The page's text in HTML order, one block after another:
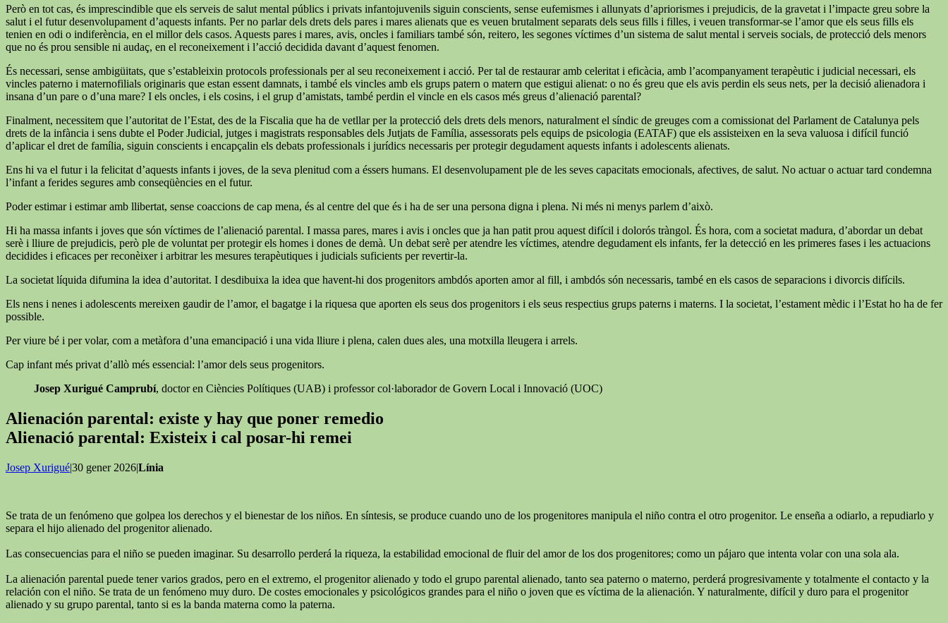
Però en tot cas, és imprescindible que els serveis de salut mental públics i privats infantojuvenils siguin conscients, sense eufemismes i allunyats d’apriorismes i prejudicis, de la gravetat i l’impacte greu sobre la
salut i el futur desenvolupament d’aquests infants. Per no parlar dels drets dels pares i mares alienats que es veuen brutalment separats dels seus fills i filles, i veuen transformar-se l’amor que els seus fills els
tenien en odi o indiferència, en el millor dels casos. Aquests pares i mares, avis, oncles i familiars també són, reitero, les segones víctimes d’un sistema de salut mental i serveis socials, de protecció dels menors
que no és prou sensible ni audaç, en el reconeixement i l’acció decidida davant d’aquest fenomen.
És necessari, sense ambigüitats, que s’estableixin protocols professionals per al seu reconeixement i acció. Per tal de restaurar amb celeritat i eficàcia, amb l’acompanyament terapèutic i judicial necessari, els
vincles paterno i maternofilials originaris que estan essent damnats, i també els vincles amb els grups patern o matern que estigui alienat: o no és greu que els avis perdin els seus nets, per la decisió alienadora i
insana d’un pare o d’una mare? I els oncles, i els cosins, i el grup d’amistats, també perdin el vincle en els casos més greus d’alienació parental?
Finalment, necessitem que l’autoritat de l’Estat, des de la Fiscalia que ha de vetllar per la protecció dels drets dels menors, naturalment el síndic de greuges com a comissionat del Parlament de Catalunya pels
drets de la infància i sens dubte el Poder Judicial, jutges i magistrats responsables dels Jutjats de Família, assessorats pels equips de psicologia (EATAF) que els assisteixen en la seva valuosa i difícil funció
d’aplicar el dret de família, siguin conscients i encapçalin els debats professionals i jurídics necessaris per protegir degudament aquests infants i adolescents alienats.
Ens hi va el futur i la felicitat d’aquests infants i joves, de la seva plenitud com a éssers humans. El desenvolupament ple de les seves capacitats emocionals, afectives, de salut. No actuar o actuar tard condemna
l’infant a ferides segures amb conseqüències en el futur.
Poder estimar i estimar amb llibertat, sense coaccions de cap mena, és al centre del que és i ha de ser una persona digna i plena. Ni més ni menys parlem d’això.
Hi ha massa infants i joves que són víctimes de l’alienació parental. I massa pares, mares i avis i oncles que ja han patit prou aquest difícil i dolorós tràngol. És hora, com a societat madura, d’abordar un debat
serè i lliure de prejudicis, però ple de voluntat per protegir els homes i dones de demà. Un debat serè per atendre les víctimes, atendre degudament els infants, fer la detecció en les primeres fases i les actuacions
decidides i eficaces per reconèixer i arbitrar les mesures terapèutiques i judicials suficients per revertir-la.
La societat líquida difumina la idea d’autoritat. I desdibuixa la idea que havent-hi dos progenitors ambdós aporten amor al fill, i ambdós són necessaris, també en els casos de separacions i divorcis difícils.
Els nens i nenes i adolescents mereixen gaudir de l’amor, el bagatge i la riquesa que aporten els seus dos progenitors i els seus respectius grups paterns i materns. I la societat, l’estament mèdic i l’Estat ho ha de fer
possible.
Per viure bé i per volar, com a metàfora d’una emancipació i una vida lliure i plena, calen dues ales, una motxilla lleugera i arrels.
Cap infant més privat d’allò més essencial: l’amor dels seus progenitors.
Josep Xurigué Camprubí, doctor en Ciències Polítiques (UAB) i professor col·laborador de Govern Local i Innovació (UOC)
Alienación parental: existe y hay que poner remedio
Alienació parental: Existeix i cal posar-hi remei
Josep Xurigué|30 gener 2026|Línia
Se trata de un fenómeno que golpea los derechos y el bienestar de los niños. En síntesis, se produce cuando uno de los progenitores manipula el niño contra el otro progenitor. Le enseña a odiarlo, a repudiarlo y
separa el hijo alienado del progenitor alienado.
Las consecuencias para el niño se pueden imaginar. Su desarrollo perderá la riqueza, la estabilidad emocional de fluir del amor de los dos progenitores; como un pájaro que intenta volar con una sola ala.
La alienación parental puede tener varios grados, pero en el extremo, el progenitor alienado y todo el grupo parental alienado, tanto sea paterno o materno, perderá progresivamente y totalmente el contacto y la
relación con el niño. Se trata de un fenómeno muy duro. De costes emocionales y psicológicos grandes para el niño o joven que es víctima de la alienación. Y naturalmente, difícil y duro para el progenitor
alienado y su grupo parental, tanto si es la banda materna como la paterna.